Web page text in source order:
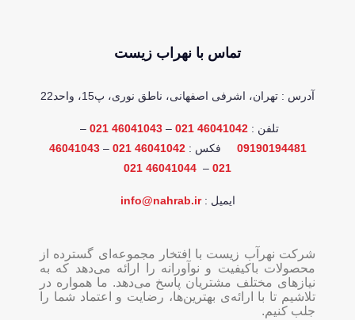
تماس با نهراب زیست
آدرس : تهران، اشرفی اصفهانی، ناطق نوری، پ15، واحد22
تلفن :46041042 021
–
46041043 021
–
09190194481
فکس :46041042 021
–
46041043
021
–
46041044 021
ایمیل :info@nahrab.ir
شرکت نهرآب زیست با افتخار مجموعه‌ای گسترده از
محصولات باکیفیت و نوآورانه را ارائه می‌دهد که به
نیازهای مختلف مشتریان پاسخ می‌دهد. ما همواره در
تلاشیم تا با ارائه‌ی بهترین‌ها، رضایت و اعتماد شما را
جلب کنیم.